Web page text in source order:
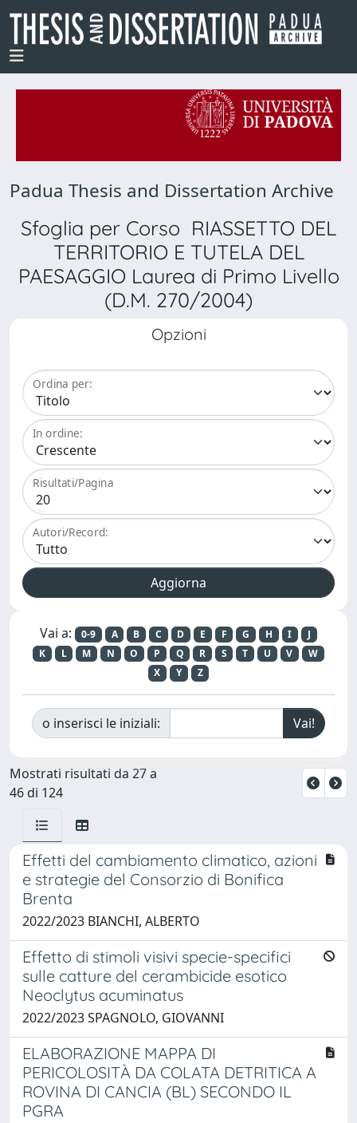
Padua Thesis and Dissertation Archive
Sfoglia per Corso RIASSETTO DEL
TERRITORIO E TUTELA DEL
PAESAGGIO Laurea di Primo Livello
(D.M. 270/2004)
Opzioni
Ordina per:
In ordine:
Risultati/Pagina
Autori/Record:
Vai a: 0-9 A B C D E F G H I
J
K
L M N O P Q R S T U V
W
X
Y Z
o inserisci le iniziali:
Mostrati risultati da 27 a
46 di 124
Effetti del cambiamento climatico, azioni
e strategie del Consorzio di Bonifica
Brenta
2022/2023 BIANCHI, ALBERTO
Effetto di stimoli visivi specie-specifici
sulle catture del cerambicide esotico
Neoclytus acuminatus
2022/2023 SPAGNOLO, GIOVANNI
ELABORAZIONE MAPPA DI
PERICOLOSITÀ DA COLATA DETRITICA A
ROVINA DI CANCIA (BL) SECONDO IL
PGRA